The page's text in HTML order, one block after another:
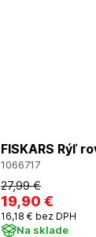
FISKARS Rýľ
1066717
27,99 €
19,90 €
16,18 € bez DPH
Na sklade